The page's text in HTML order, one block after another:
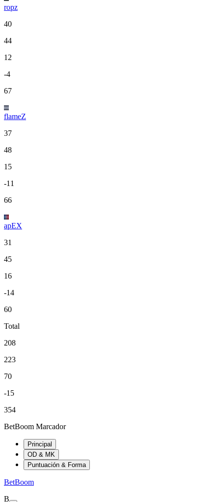
ropz
40
44
12
-4
67
flameZ
37
48
15
-11
66
apEX
31
45
16
-14
60
Total
208
223
70
-15
354
BetBoom Marcador
Principal
OD & MK
Puntuación & Forma
BetBoom
B